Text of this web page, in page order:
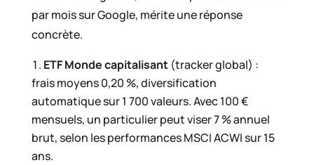
par mois sur Google, mérite une réponse
concrète.
ETF Monde capitalisant(tracker global) :
frais moyens 0,20 %, diversification
automatique sur 1 700 valeurs. Avec 100 €
mensuels, un particulier peut viser 7 % annuel
brut, selon les performances MSCI ACWI sur 15
ans.